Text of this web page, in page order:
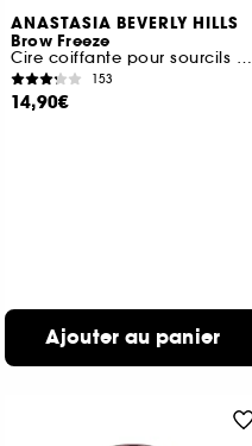
ANASTASIA BEVERLY HILLS
Brow Freeze
Cire coiffante pour sourcils Format Voyage
153
14,90€
Ajouter au panier